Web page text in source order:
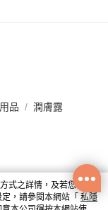
品 潤膚露
式之詳情，及若您不希
，請參閱本網站「 私隱